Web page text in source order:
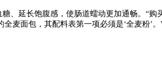
、延长饱腹感，使肠道蠕动更加通畅。“
麦面包，其配料表第一项必须是‘全麦粉’。